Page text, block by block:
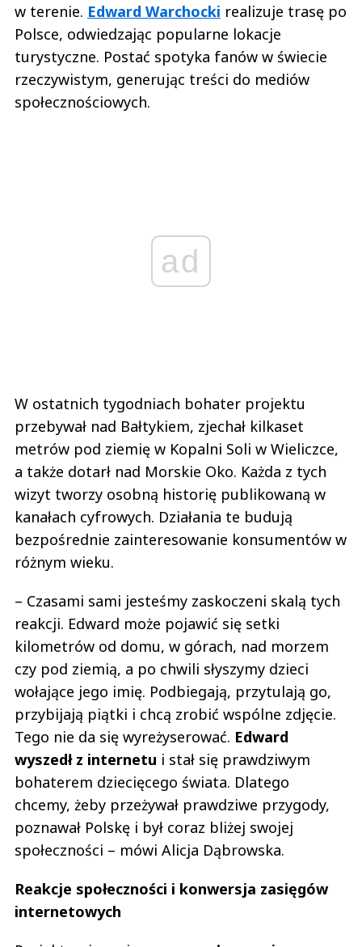
w terenie. Edward Warchocki realizuje trasę po
Polsce, odwiedzając popularne lokacje
turystyczne. Postać spotyka fanów w świecie
rzeczywistym, generując treści do mediów
społecznościowych.
ad
W ostatnich tygodniach bohater projektu
przebywał nad Bałtykiem, zjechał kilkaset
metrów pod ziemię w Kopalni Soli w Wieliczce,
a także dotarł nad Morskie Oko. Każda z tych
wizyt tworzy osobną historię publikowaną w
kanałach cyfrowych. Działania te budują
bezpośrednie zainteresowanie konsumentów w
różnym wieku.
– Czasami sami jesteśmy zaskoczeni skalą tych
reakcji. Edward może pojawić się setki
kilometrów od domu, w górach, nad morzem
czy pod ziemią, a po chwili słyszymy dzieci
wołające jego imię. Podbiegają, przytulają go,
przybijają piątki i chcą zrobić wspólne zdjęcie.
Tego nie da się wyreżyserować. Edward
wyszedł z internetu i stał się prawdziwym
bohaterem dziecięcego świata. Dlatego
chcemy, żeby przeżywał prawdziwe przygody,
poznawał Polskę i był coraz bliżej swojej
społeczności – mówi Alicja Dąbrowska.
Reakcje społeczności i konwersja zasięgów
internetowych